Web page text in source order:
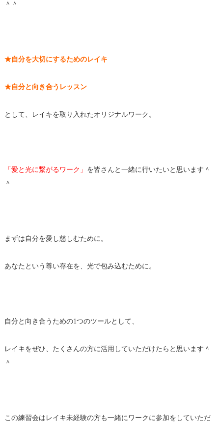
＾＾
★自分を大切にするためのレイキ
★自分と向き合うレッスン
として、レイキを取り入れたオリジナルワーク。
「愛と光に繋がるワーク」 を皆さんと一緒に行いたいと思います＾
＾
まずは自分を愛し慈しむために。
あなたという尊い存在を、光で包み込むために。
自分と向き合うための1つのツールとして、
レイキをぜひ、たくさんの方に活用していただけたらと思います＾
＾
この練習会はレイキ未経験の方も一緒にワークに参加をしていただ